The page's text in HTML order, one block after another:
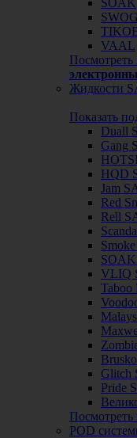
SWOG
VAAL
Посмотреть
Жидкости
Показать
Duall
Gang
HQD
Jam
Red
Rell
VLIQ
Taboo
Glitch
Pride
Посмотреть
POD